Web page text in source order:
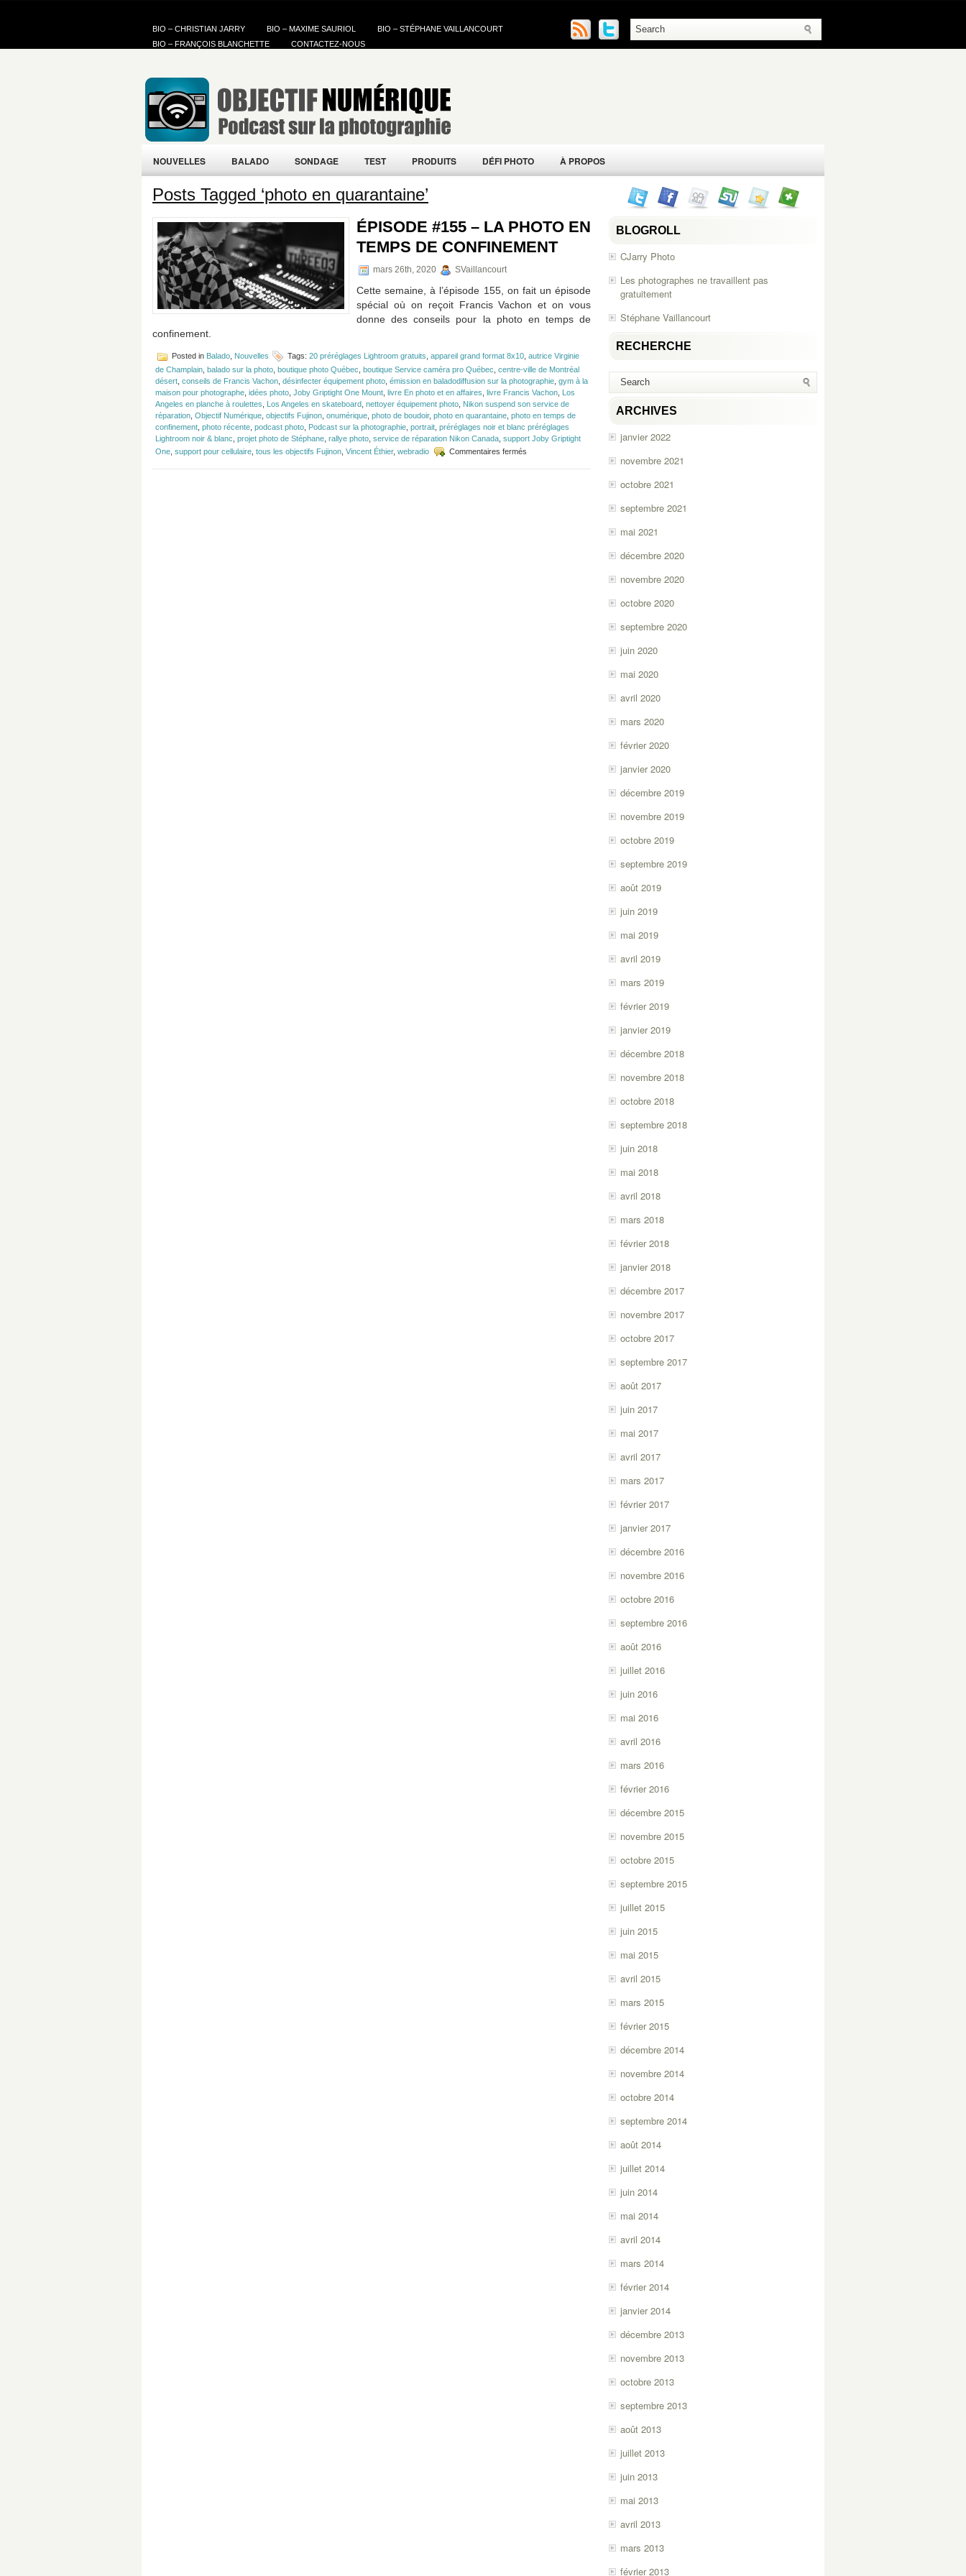
BIO – CHRISTIAN JARRY BIO – MAXIME SAURIOL
BIO – STÉPHANE VAILLANCOURT
BIO – FRANÇOIS BLANCHETTE
CONTACTEZ-NOUS
NOUVELLES BALADO SONDAGE TEST PRODUITS DÉFI PHOTO À PROPOS
Posts Tagged ‘photo en quarantaine’
ÉPISODE #155 – LA PHOTO EN
TEMPS DE CONFINEMENT
mars 26th, 2020 SVaillancourt
Cette semaine, à l’épisode 155, on fait un épisode
spécial où on reçoit Francis Vachon et on vous
donne des conseils pour la photo en temps de
confinement.
Posted in Balado Nouvelles Tags: 20 préréglages Lightroom gratuits appareil grand format 8x10 autrice Virginie
de Champlain balado sur la photo boutique photo Québec boutique Service caméra pro Québec centre-ville de Montréal
désert conseils de Francis Vachon désinfecter équipement photo émission en baladodiffusion sur la photographie gym à la
maison pour photographe idées photo Joby Griptight One Mount livre En photo et en affaires livre Francis Vachon Los
Angeles en planche à roulettes
Los Angeles en skateboard nettoyer équipement photo Nikon suspend son service de
réparation Objectif Numérique objectifs Fujinon onumérique photo de boudoir, photo en quarantaine photo en temps de
confinement photo récente podcast photo Podcast sur la photographie portrait préréglages noir et blanc préréglages
Lightroom noir & blanc projet photo de Stéphane rallye photo service de réparation Nikon Canada support Joby Griptight
One support pour cellulaire tous les objectifs Fujinon Vincent Éthier, webradio Commentaires fermés
#155
BLOGROLL
CJarry Photo
Les photographes ne travaillent pas
gratuitement
Stéphane Vaillancourt
RECHERCHE
ARCHIVES
janvier 2022
novembre 2021
octobre 2021
septembre 2021
mai 2021
décembre 2020
novembre 2020
octobre 2020
septembre 2020
juin 2020
mai 2020
avril 2020
mars 2020
février 2020
janvier 2020
décembre 2019
novembre 2019
octobre 2019
septembre 2019
août 2019
juin 2019
mai 2019
avril 2019
mars 2019
février 2019
janvier 2019
décembre 2018
novembre 2018
octobre 2018
septembre 2018
juin 2018
mai 2018
avril 2018
mars 2018
février 2018
janvier 2018
décembre 2017
novembre 2017
octobre 2017
septembre 2017
août 2017
juin 2017
mai 2017
avril 2017
mars 2017
février 2017
janvier 2017
décembre 2016
novembre 2016
octobre 2016
septembre 2016
août 2016
juillet 2016
juin 2016
mai 2016
avril 2016
mars 2016
février 2016
décembre 2015
novembre 2015
octobre 2015
septembre 2015
juillet 2015
juin 2015
mai 2015
avril 2015
mars 2015
février 2015
décembre 2014
novembre 2014
octobre 2014
septembre 2014
août 2014
juillet 2014
juin 2014
mai 2014
avril 2014
mars 2014
février 2014
janvier 2014
décembre 2013
novembre 2013
octobre 2013
septembre 2013
août 2013
juillet 2013
juin 2013
mai 2013
avril 2013
mars 2013
février 2013